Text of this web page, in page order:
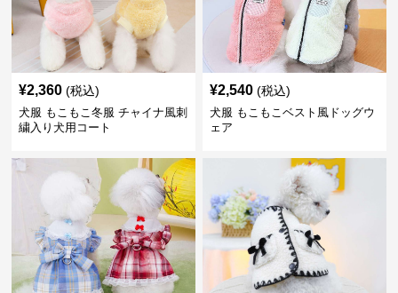
¥2,360 (税込)
犬服 もこもこ冬服 チャイナ風刺
繍入り犬用コート
¥2,540 (税込)
犬服 もこもこベスト風ドッグウ
ェア